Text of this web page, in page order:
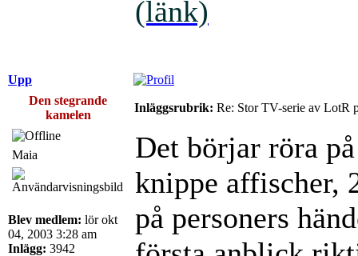
(länk)
Upp
Den stegrande
kamelen
Inläggsrubrik: Re: Stor TV-serie av LotR
Maia
Blev medlem: lör okt
04, 2003 3:28 am
Inlägg: 3942
Det börjar röra
knippe affischer,
på personers